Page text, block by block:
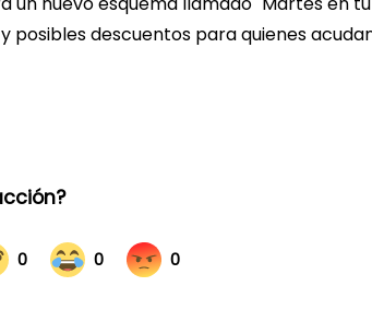
posibles descuentos para quienes